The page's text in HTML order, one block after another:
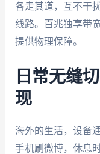
各走其道，互不干
线路。百兆独享带
提供物理保障。
日常无缝
现
海外的生活，设备
手机刷微博，休息